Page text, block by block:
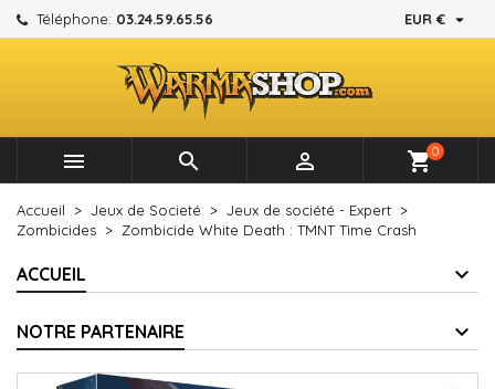
Téléphone: 03.24.59.65.56 EUR € 
   shopping_cart0
Accueil Jeux de Societé
Jeux de société - Expert
Zombicides
Zombicide White Death : TMNT Time Crash
ACCUEIL
NOTRE PARTENAIRE
Mes listes d'envies ×
Créer une nouvelle liste
Créer une liste d'envies ×
Nom de la liste d'envies
Annuler Créer une liste d'envies
Connexion ×
Vous devez être connecté pour ajouter des produits à
votre liste d'envies.